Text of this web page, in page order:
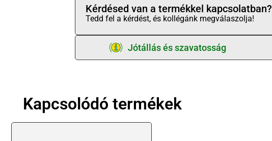
Kérdésed van a termékkel kapcsolatban?
Tedd fel a kérdést, és kollégánk megválaszolja!
Jótállás és szavatosság
Kapcsolódó termékek